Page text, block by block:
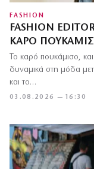
FASHION
FASHION
ΚΑΡΌ
03.08.2026 — 16:30
Το καρό πουκάμισο,
δυναμικά στη μόδα
και το…